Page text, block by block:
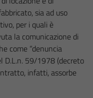
sia ad uso
per i quali è
la comunicazione di
come “denuncia
D.L.n. 59/1978 (decreto
infatti, assorbe